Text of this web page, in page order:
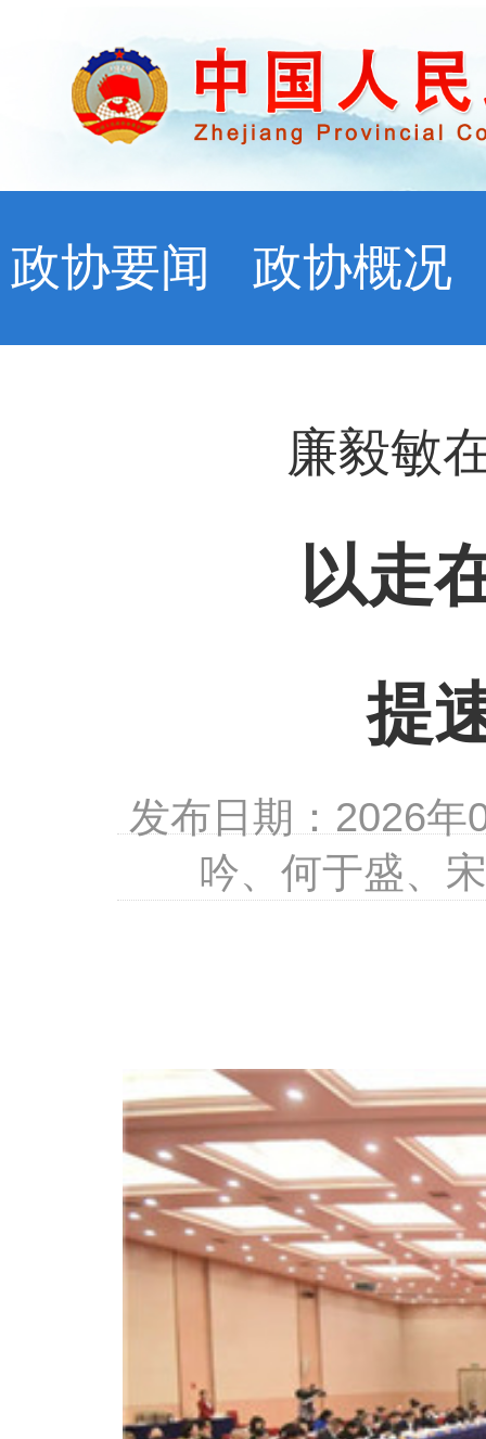
政协要闻 政协概况
廉毅敏
以走
提
发布日期：2026
吟、何于盛、